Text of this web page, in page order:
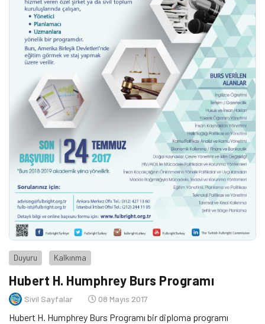
Duyuru Kalkınma
Hubert H. Humphrey Burs Programı
Sivil Sayfalar 08 Mayıs 2017
Hubert H. Humphrey Burs Programı bir diploma programı